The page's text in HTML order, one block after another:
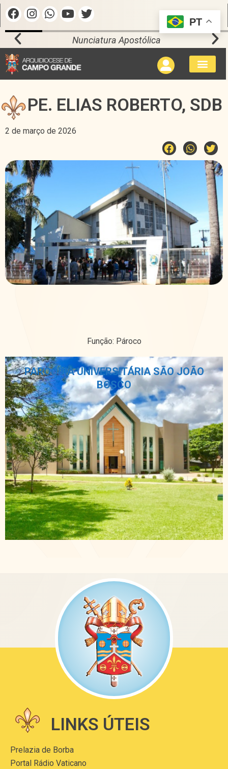
Nunciatura Apostólica
PE. ELIAS ROBERTO, SDB
2 de março de 2026
Função: Pároco
PARÓQUIA UNIVERSITÁRIA SÃO JOÃO
BOSCO
LINKS ÚTEIS
Prelazia de Borba
Portal Rádio Vaticano
PT